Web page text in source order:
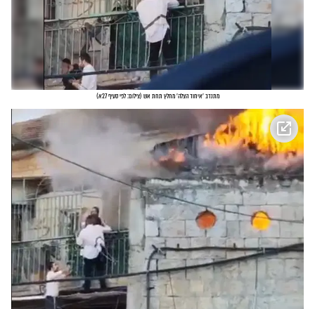
מתנדב 'איחוד הצלה' מחלץ תחת אש (צילום: לפי סעיף 27א )